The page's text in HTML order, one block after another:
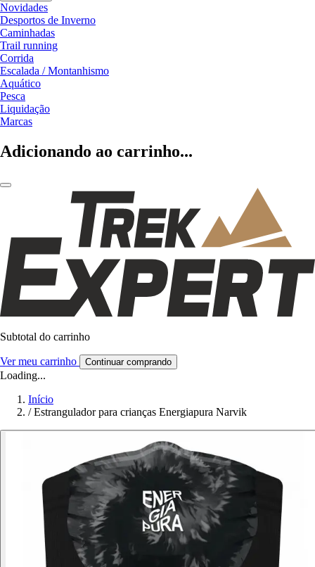
Novidades
Desportos de Inverno
Caminhadas
Trail running
Corrida
Escalada / Montanhismo
Aquático
Pesca
Liquidação
Marcas
Adicionando ao carrinho...
Subtotal do carrinho
Ver meu carrinho Continuar comprando
Loading...
Início
/ Estrangulador para crianças Energiapura Narvik